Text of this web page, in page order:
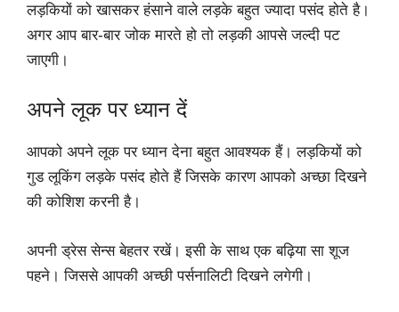
लड़कियों को खासकर हंसाने वाले लड़के बहुत ज्यादा पसंद होते है।
अगर आप बार-बार जोक मारते हो तो लड़की आपसे जल्दी पट
जाएगी।
अपने लूक पर ध्यान दें
आपको अपने लूक पर ध्यान देना बहुत आवश्यक हैं। लड़कियों को
गुड लूकिंग लड़के पसंद होते हैं जिसके कारण आपको अच्छा दिखने
की कोशिश करनी है। ‌
अपनी ड्रेस सेन्स बेहतर रखें। इसी के साथ एक बढ़िया सा शूज
पहने। ‌जिससे आपकी अच्छी पर्सनालिटी दिखने लगेगी।